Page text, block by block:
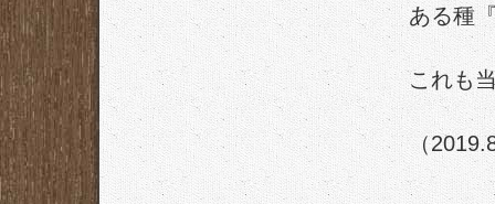
ある種
これも
（